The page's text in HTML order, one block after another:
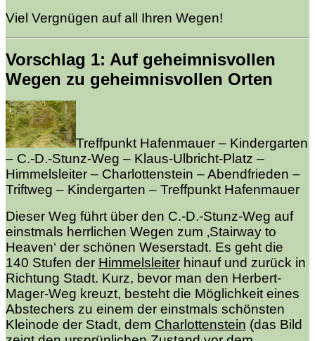
Viel Vergnügen auf all Ihren Wegen!
Vorschlag 1: Auf geheimnisvollen
Wegen zu geheimnisvollen Orten
Treffpunkt Hafenmauer – Kindergarten
– C.-D.-Stunz-Weg – Klaus-Ulbricht-Platz –
Himmelsleiter – Charlottenstein – Abendfrieden –
Triftweg – Kindergarten – Treffpunkt Hafenmauer
Dieser Weg führt über den C.-D.-Stunz-Weg auf
einstmals herrlichen Wegen zum ‚Stairway to
Heaven‘ der schönen Weserstadt. Es geht die
140 Stufen der Himmelsleiter hinauf und zurück in
Richtung Stadt. Kurz, bevor man den Herbert-
Mager-Weg kreuzt, besteht die Möglichkeit eines
Abstechers zu einem der einstmals schönsten
Kleinode der Stadt, dem Charlottenstein (das Bild